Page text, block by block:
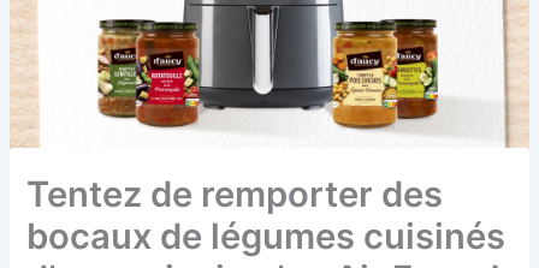
Tentez de remporter des
bocaux de légumes cuisinés